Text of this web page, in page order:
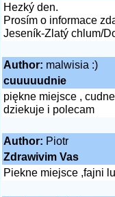
Hezký den.
Prosím o informace
Jeseník-Zlatý chlum/
Author: malwisia :)
cuuuuudnie
piękne miejsce ,
dziekuje i polecam
Author: Piotr
Zdrawivim Vas
Piekne miejsce ,fajni